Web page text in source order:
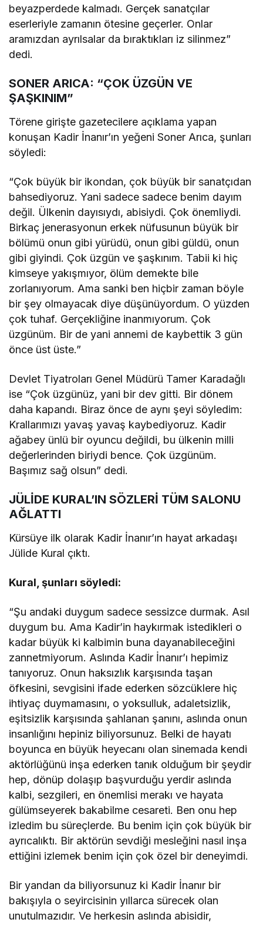
beyazperdede kalmadı. Gerçek sanatçılar
eserleriyle zamanın ötesine geçerler. Onlar
aramızdan ayrılsalar da bıraktıkları iz silinmez”
dedi.
SONER ARICA: “ÇOK ÜZGÜN VE
ŞAŞKINIM”
Törene girişte gazetecilere açıklama yapan
konuşan Kadir İnanır’ın yeğeni Soner Arıca, şunları
söyledi:
“Çok büyük bir ikondan, çok büyük bir sanatçıdan
bahsediyoruz. Yani sadece sadece benim dayım
değil. Ülkenin dayısıydı, abisiydi. Çok önemliydi.
Birkaç jenerasyonun erkek nüfusunun büyük bir
bölümü onun gibi yürüdü, onun gibi güldü, onun
gibi giyindi. Çok üzgün ve şaşkınım. Tabii ki hiç
kimseye yakışmıyor, ölüm demekte bile
zorlanıyorum. Ama sanki ben hiçbir zaman böyle
bir şey olmayacak diye düşünüyordum. O yüzden
çok tuhaf. Gerçekliğine inanmıyorum. Çok
üzgünüm. Bir de yani annemi de kaybettik 3 gün
önce üst üste.”
Devlet Tiyatroları Genel Müdürü Tamer Karadağlı
ise “Çok üzgünüz, yani bir dev gitti. Bir dönem
daha kapandı. Biraz önce de aynı şeyi söyledim:
Krallarımızı yavaş yavaş kaybediyoruz. Kadir
ağabey ünlü bir oyuncu değildi, bu ülkenin milli
değerlerinden biriydi bence. Çok üzgünüm.
Başımız sağ olsun” dedi.
JÜLİDE KURAL’IN SÖZLERİ TÜM SALONU
AĞLATTI
Kürsüye ilk olarak Kadir İnanır’ın hayat arkadaşı
Jülide Kural çıktı.
Kural, şunları söyledi:
“Şu andaki duygum sadece sessizce durmak. Asıl
duygum bu. Ama Kadir’in haykırmak istedikleri o
kadar büyük ki kalbimin buna dayanabileceğini
zannetmiyorum. Aslında Kadir İnanır’ı hepimiz
tanıyoruz. Onun haksızlık karşısında taşan
öfkesini, sevgisini ifade ederken sözcüklere hiç
ihtiyaç duymamasını, o yoksulluk, adaletsizlik,
eşitsizlik karşısında şahlanan şanını, aslında onun
insanlığını hepiniz biliyorsunuz. Belki de hayatı
boyunca en büyük heyecanı olan sinemada kendi
aktörlüğünü inşa ederken tanık olduğum bir şeydir
hep, dönüp dolaşıp başvurduğu yerdir aslında
kalbi, sezgileri, en önemlisi merakı ve hayata
gülümseyerek bakabilme cesareti. Ben onu hep
izledim bu süreçlerde. Bu benim için çok büyük bir
ayrıcalıktı. Bir aktörün sevdiği mesleğini nasıl inşa
ettiğini izlemek benim için çok özel bir deneyimdi.
Bir yandan da biliyorsunuz ki Kadir İnanır bir
bakışıyla o seyircisinin yıllarca sürecek olan
unutulmazıdır. Ve herkesin aslında abisidir,